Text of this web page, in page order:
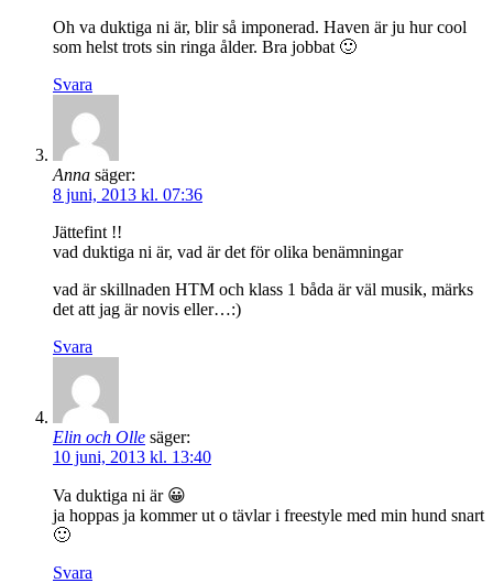
Oh va duktiga ni är, blir så imponerad. Haven är ju hur cool
som helst trots sin ringa ålder. Bra jobbat 🙂
Svara
Anna säger:
8 juni, 2013 kl. 07:36
Jättefint !!
vad duktiga ni är, vad är det för olika benämningar
vad är skillnaden HTM och klass 1 båda är väl musik, märks
det att jag är novis eller…:)
Svara
Elin och Olle säger:
10 juni, 2013 kl. 13:40
Va duktiga ni är 😀
ja hoppas ja kommer ut o tävlar i freestyle med min hund snart
🙂
Svara